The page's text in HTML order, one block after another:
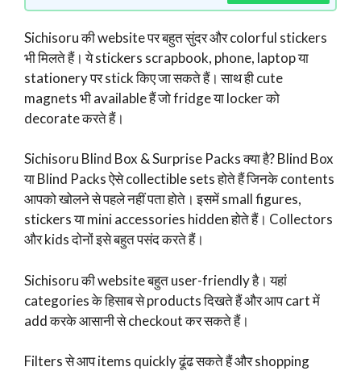
Sichisoru की website पर बहुत सुंदर और colorful stickers
भी मिलते हैं। ये stickers scrapbook, phone, laptop या
stationery पर stick किए जा सकते हैं। साथ ही cute
magnets भी available हैं जो fridge या locker को
decorate करते हैं।
Sichisoru Blind Box & Surprise Packs क्या है? Blind Box
या Blind Packs ऐसे collectible sets होते हैं जिनके contents
आपको खोलने से पहले नहीं पता होते। इसमें small figures,
stickers या mini accessories hidden होते हैं। Collectors
और kids दोनों इसे बहुत पसंद करते हैं।
Sichisoru की website बहुत user-friendly है। यहां
categories के हिसाब से products दिखते हैं और आप cart में
add करके आसानी से checkout कर सकते हैं।
Filters से आप items quickly ढूंढ सकते हैं और shopping